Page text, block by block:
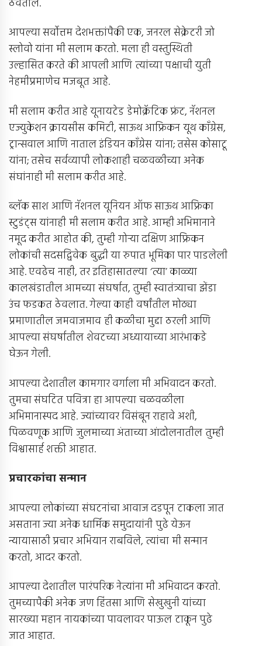
ठेवतील.
आपल्या सर्वोत्तम देशभक्तांपैकी एक, जनरल सेक्रेटरी जो
स्लोवो यांना मी सलाम करतो. मला ही वस्तुस्थिती
उल्हासित करते की आपली आणि त्यांच्या पक्षाची युती
नेहमीप्रमाणेच मजबूत आहे.
मी सलाम करीत आहे यूनायटेड डेमोक्रॅटिक फ्रंट, नॅशनल
एज्युकेशन क्रायसीस कमिटी, साऊथ आफ्रिकन यूथ काँग्रेस,
ट्रान्सवाल आणि नाताल इंडियन काँग्रेस यांना; तसेस कोसाटू
यांना; तसेच सर्वव्यापी लोकशाही चळवळीच्या अनेक
संघांनाही मी सलाम करीत आहे.
ब्लॅक साश आणि नॅशनल यूनियन ऑफ साऊथ आफ्रिका
स्टुडंट्स यांनाही मी सलाम करीत आहे. आम्ही अभिमानाने
नमूद करीत आहोत की, तुम्ही गोर्‍या दक्षिण आफ्रिकन
लोकांची सदसद्विवेक बुद्धी या रुपात भूमिका पार पाडलेली
आहे. एवढेच नाही, तर इतिहासातल्या ‘त्या’ काळ्या
कालखंडातील आमच्या संघर्षात, तुम्ही स्वातंत्र्याचा झेंडा
उंच फडकत ठेवलात. गेल्या काही वर्षांतील मोठ्या
प्रमाणातील जमवाजमाव ही कळीचा मुद्दा ठरली आणि
आपल्या संघर्षातील शेवटच्या अध्यायाच्या आरंभाकडे
घेऊन गेली.
आपल्या देशातील कामगार वर्गाला मी अभिवादन करतो.
तुमचा संघटित पवित्रा हा आपल्या चळवळीला
अभिमानास्पद आहे. ज्यांच्यावर विसंबून राहावे अशी,
पिळवणूक आणि जुलमाच्या अंताच्या आंदोलनातील तुम्ही
विश्वासार्ह शक्ती आहात.
प्रचारकांचा सन्मान
आपल्या लोकांच्या संघटनांचा आवाज दडपून टाकला जात
असताना ज्या अनेक धार्मिक समुदायांनी पुढे येऊन
न्यायासाठी प्रचार अभियान राबविले, त्यांचा मी सन्मान
करतो, आदर करतो.
आपल्या देशातील पारंपरिक नेत्यांना मी अभिवादन करतो.
तुमच्यापैकी अनेक जण हिंतसा आणि सेखुखुनी यांच्या
सारख्या महान नायकांच्या पावलावर पाऊल टाकून पुढे
जात आहात.